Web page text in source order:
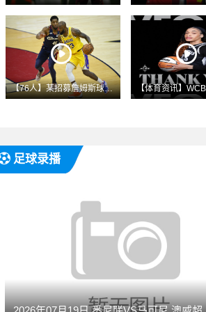
【76人】某招募詹姆斯球队高管：我们真不知道老詹啥想法 只能
足球录播